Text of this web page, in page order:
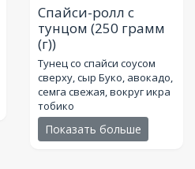
Спайси-ролл с
тунцом (250 грамм
(г))
Тунец со спайси соусом
сверху, сыр Буко, авокадо,
семга свежая, вокруг икра
тобико
Показать больше